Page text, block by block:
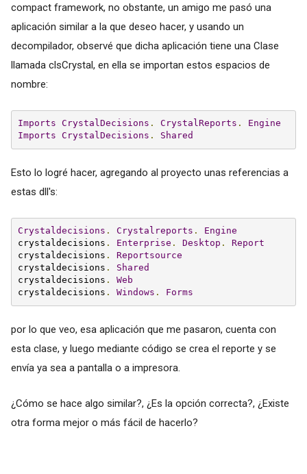
compact framework, no obstante, un amigo me pasó una
aplicación similar a la que deseo hacer, y usando un
decompilador, observé que dicha aplicación tiene una Clase
llamada clsCrystal, en ella se importan estos espacios de
nombre:
Imports CrystalDecisions . CrystalReports .
Engine
Imports
CrystalDecisions . Shared
Esto lo logré hacer, agregando al proyecto unas referencias a
estas dll's:
Crystaldecisions . Crystalreports .
Engine
crystaldecisions . Enterprise . Desktop .
Report
crystaldecisions .
Reportsource
crystaldecisions .
Shared
crystaldecisions .
Web
crystaldecisions . Windows . Forms
por lo que veo, esa aplicación que me pasaron, cuenta con
esta clase, y luego mediante código se crea el reporte y se
envía ya sea a pantalla o a impresora.
¿Cómo se hace algo similar?, ¿Es la opción correcta?, ¿Existe
otra forma mejor o más fácil de hacerlo?